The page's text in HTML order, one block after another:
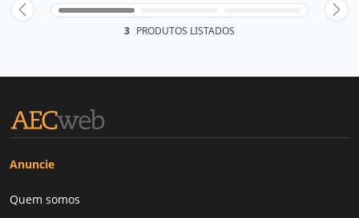
3 PRODUTOS LISTADOS
Anuncie
Quem somos